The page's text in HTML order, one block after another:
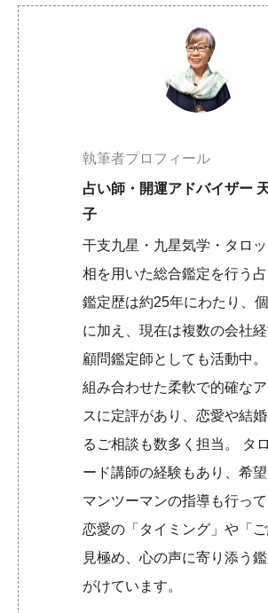
執筆者プロフィール
占い師・開運アドバイザー
子
干支九星・九星気学・タロ
相を用いた総合鑑定を行う占
鑑定歴は約25年にわたり、
に加え、現在は複数の会社
顧問鑑定師としても活動中
組み合わせた柔軟で的確な
スに定評があり、恋愛や結
るご相談も数多く担当。 タ
ード講師の経験もあり、希
マンツーマンの指導も行って
恋愛の「タイミング」や「
見極め、心の声に寄り添う
がけています。